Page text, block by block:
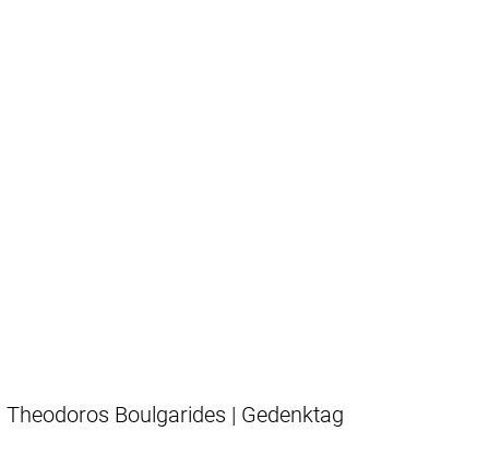
Theodoros Boulgarides | Gedenktag